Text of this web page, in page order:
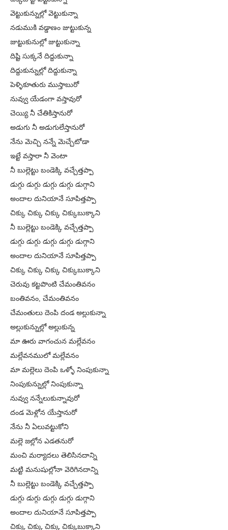
వెట్టుకున్నుల్లో వెట్టుకున్నా
నడుముకి వడ్డాణం జుట్టుకున్న
జుట్టుకునుల్లో జుట్టుకున్నా
దిష్టి సుక్కనే దిద్దుకున్నా
దిద్దుకున్నుల్లో దిద్దుకున్నా
పెళ్ళికూతురు ముస్తాబురో
నువ్వు యేడంగా వస్తావురో
చెయ్యి నీ చేతికిస్తానురో
అడుగు నీ అడుగులేస్తానురో
నేను మెచ్చి నన్నే మెచ్చేటోడా
ఇట్టే వస్తారా నీ వెంటా
నీ బుల్లెట్టు బండెక్కి వచ్చేత్తప్పా
డుగ్గు డుగ్గు డుగ్గు డుగ్గు డుగ్గాని
అందాల దునియానే సూపిత్తప్పా
చిక్కు చిక్కు చిక్కు చిక్కుబుక్కాని
నీ బుల్లెట్టు బండెక్కి వచ్చేత్తప్పా
డుగ్గు డుగ్గు డుగ్గు డుగ్గు డుగ్గాని
అందాల దునియానే సూపిత్తప్పా
చిక్కు చిక్కు చిక్కు చిక్కుబుక్కాని
చెరువు కట్టపొంటి చేమంతివనం
బంతివనం, చేమంతివనం
చేమంతులు దెంపి దండ అల్లుకున్నా
అల్లుకున్నుల్లో అల్లుకున్న
మా ఊరు వాగంచున మల్లేవనం
మల్లేవనములో మల్లేవనం
మా మల్లెలు దెంపి ఒళ్ళో నింపుకున్నా
నింపుకున్నుల్లో నింపుకున్నా
నువ్వు నన్నేలుకున్నావురో
దండ మెళ్లోన యేస్తానురో
నేను నీ ఏలువట్టుకోని
మల్లె జల్లోన ఎడతనురో
మంచి మర్యాదలు తెలిసినదాన్ని
మట్టి మనుషుల్లోనా వెరిగినదాన్ని
నీ బుల్లెట్టు బండెక్కి వచ్చేత్తప్పా
డుగ్గు డుగ్గు డుగ్గు డుగ్గు డుగ్గాని
అందాల దునియానే సూపిత్తప్పా
చిక్కు చిక్కు చిక్కు చిక్కుబుక్కాని